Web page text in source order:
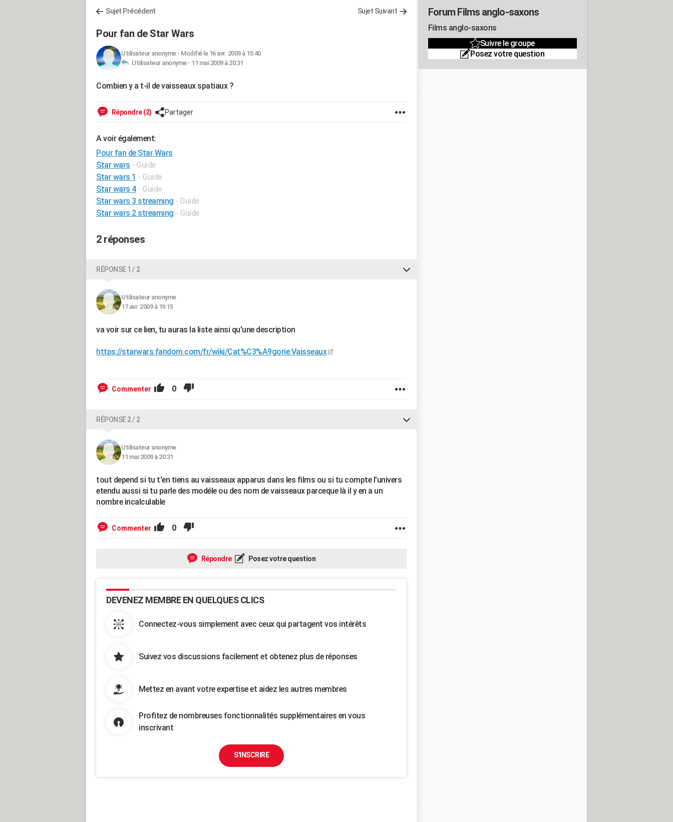
Sujet Précédent Sujet Suivant
Pour fan de Star Wars
Utilisateur anonyme- Modifié le 16 avr. 2009 à 15:40
Utilisateur anonyme - 11 mai 2009 à 20:31
Combien y a t-il de vaisseaux spatiaux ?
Répondre (2) Partager
A voir également:
Pour fan de Star Wars
Star wars - Guide
Star wars 1 - Guide
Star wars 4 - Guide
Star wars 3 streaming - Guide
Star wars 2 streaming - Guide
2 réponses
RÉPONSE 1 / 2
Utilisateur anonyme
17 avr. 2009 à 19:15
va voir sur ce lien, tu auras la liste ainsi qu'une description
https://starwars.fandom.com/fr/wiki/Cat%C3%A9gorie:Vaisseaux
Commenter 0
RÉPONSE 2 / 2
Utilisateur anonyme
11 mai 2009 à 20:31
tout depend si tu t'en tiens au vaisseaux apparus dans les films ou si tu compte l'univers
etendu aussi si tu parle des modéle ou des nom de vaisseaux parceque là il y en a un
nombre incalculable
Commenter 0
Répondre Posez votre question
DEVENEZ MEMBRE EN QUELQUES CLICS
Connectez-vous simplement avec ceux qui partagent vos intérêts
Suivez vos discussions facilement et obtenez plus de réponses
Mettez en avant votre expertise et aidez les autres membres
Profitez de nombreuses fonctionnalités supplémentaires en vous
inscrivant
S'INSCRIRE
Forum Films anglo-saxons
Films anglo-saxons
Suivre le groupe
Posez votre question